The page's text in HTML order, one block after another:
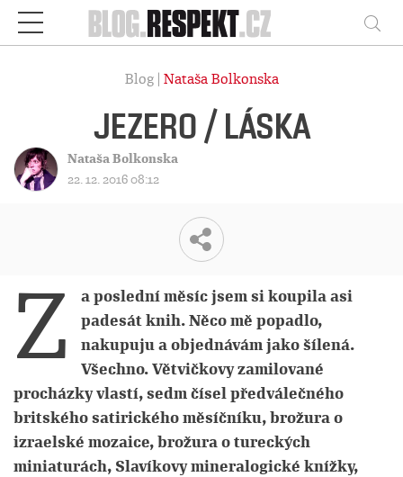
Respekt
Blog | Nataša Bolkonska
JEZERO / LÁSKA
Nataša Bolkonska
22. 12. 2016 08:12
Z
a poslední měsíc jsem si koupila asi
padesát knih. Něco mě popadlo,
nakupuju a objednávám jako šílená.
Všechno. Větvičkovy zamilované
procházky vlastí, sedm čísel předválečného
britského satirického měsíčníku, brožura o
izraelské mozaice, brožura o tureckých
miniaturách, Slavíkovy mineralogické knížky,